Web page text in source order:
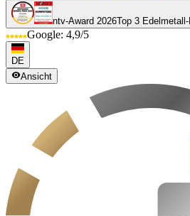
ntv-Award 2026Top 3
Google: 4,9/5
DE
Ansicht